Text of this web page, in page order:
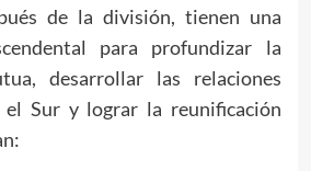
de la división, tienen una
para profundizar la
desarrollar las relaciones
Sur y lograr la reunificación